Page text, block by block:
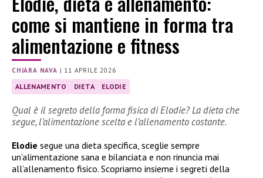
come si mantiene in forma tra
alimentazione e fitness
CHIARA NAVA | 11 APRILE 2026
ALLENAMENTO DIETA ELODIE
Qual è il segreto della forma fisica di Elodie? La dieta che
segue, l’alimentazione scelta e l’allenamento costante.
Elodie segue una dieta specifica, sceglie sempre
un’alimentazione sana e bilanciata e non rinuncia mai
all’allenamento fisico. Scopriamo insieme i segreti della